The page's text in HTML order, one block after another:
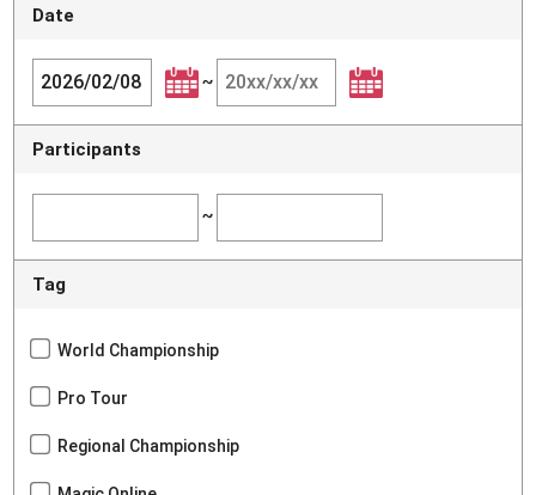
Date
~
Participants
~
Tag
World Championship
Pro Tour
Regional Championship